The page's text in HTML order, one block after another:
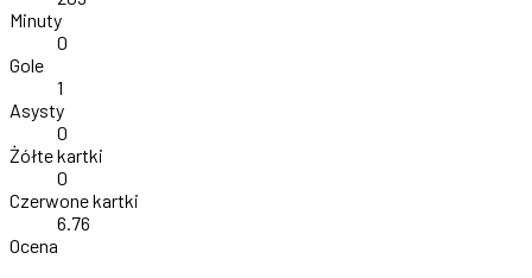
Minuty
0
Gole
1
Asysty
0
Żółte kartki
0
Czerwone kartki
6.76
Ocena